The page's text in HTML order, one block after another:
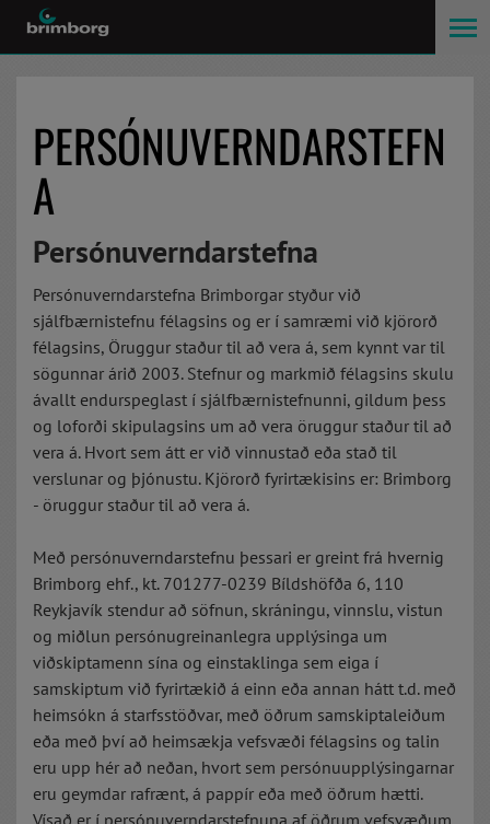
PERSÓNUVERNDARSTEFN
A
Persónuverndarstefna
Persónuverndarstefna Brimborgar styður við
sjálfbærnistefnu félagsins og er í samræmi við kjörorð
félagsins, Öruggur staður til að vera á, sem kynnt var til
sögunnar árið 2003. Stefnur og markmið félagsins skulu
ávallt endurspeglast í sjálfbærnistefnunni, gildum þess
og loforði skipulagsins um að vera öruggur staður til að
vera á. Hvort sem átt er við vinnustað eða stað til
verslunar og þjónustu. Kjörorð fyrirtækisins er: Brimborg
- öruggur staður til að vera á.
Með persónuverndarstefnu þessari er greint frá hvernig
Brimborg ehf., kt. 701277-0239 Bíldshöfða 6, 110
Reykjavík stendur að söfnun, skráningu, vinnslu, vistun
og miðlun persónugreinanlegra upplýsinga um
viðskiptamenn sína og einstaklinga sem eiga í
samskiptum við fyrirtækið á einn eða annan hátt t.d. með
heimsókn á starfsstöðvar, með öðrum samskiptaleiðum
eða með því að heimsækja vefsvæði félagsins og talin
eru upp hér að neðan, hvort sem persónuupplýsingarnar
eru geymdar rafrænt, á pappír eða með öðrum hætti.
Vísað er í persónuverndarstefnuna af öðrum vefsvæðum